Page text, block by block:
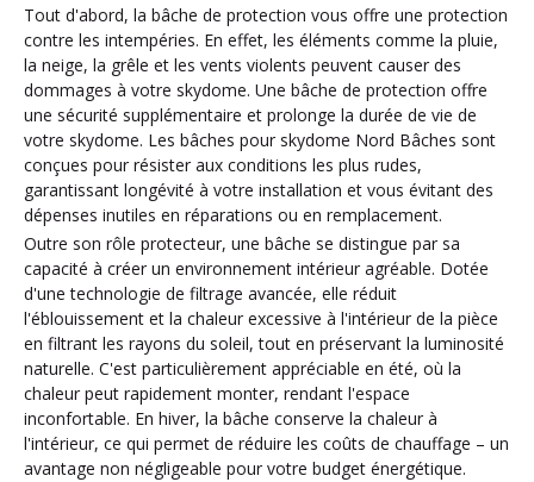
Tout d'abord, la bâche de protection vous offre une protection
contre les intempéries. En effet, les éléments comme la pluie,
la neige, la grêle et les vents violents peuvent causer des
dommages à votre skydome. Une bâche de protection offre
une sécurité supplémentaire et prolonge la durée de vie de
votre skydome. Les bâches pour skydome Nord Bâches sont
conçues pour résister aux conditions les plus rudes,
garantissant longévité à votre installation et vous évitant des
dépenses inutiles en réparations ou en remplacement.
Outre son rôle protecteur, une bâche se distingue par sa
capacité à créer un environnement intérieur agréable. Dotée
d'une technologie de filtrage avancée, elle réduit
l'éblouissement et la chaleur excessive à l'intérieur de la pièce
en filtrant les rayons du soleil, tout en préservant la luminosité
naturelle. C'est particulièrement appréciable en été, où la
chaleur peut rapidement monter, rendant l'espace
inconfortable. En hiver, la bâche conserve la chaleur à
l'intérieur, ce qui permet de réduire les coûts de chauffage – un
avantage non négligeable pour votre budget énergétique.